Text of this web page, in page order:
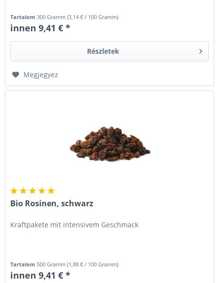
Tartalom300 Gramm(3,14 € / 100 Gramm)
innen 9,41 € *
Részletek
Megjegyez
Bio Rosinen, schwarz
Kraftpakete mit intensivem Geschmack
Tartalom 500 Gramm(1,88 € / 100 Gramm)
innen 9,41 € *